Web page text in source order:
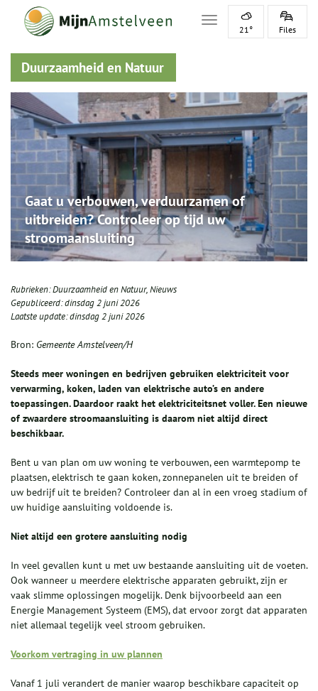
Toggle navigation
21° Files
Duurzaamheid en Natuur
Gaat u verbouwen, verduurzamen of
uitbreiden? Controleer op tijd uw
stroomaansluiting
Rubrieken:Duurzaamheid en Natuur,Nieuws
Gepubliceerd:dinsdag 2 juni 2026
Laatste update:dinsdag 2 juni 2026
Bron: Gemeente Amstelveen/H
Steeds meer woningen en bedrijven gebruiken elektriciteit voor
verwarming, koken, laden van elektrische auto’s en andere
toepassingen. Daardoor raakt het elektriciteitsnet voller. Een nieuwe
of zwaardere stroomaansluiting is daarom niet altijd direct
beschikbaar.
Bent u van plan om uw woning te verbouwen, een warmtepomp te
plaatsen, elektrisch te gaan koken, zonnepanelen uit te breiden of
uw bedrijf uit te breiden? Controleer dan al in een vroeg stadium of
uw huidige aansluiting voldoende is.
Niet altijd een grotere aansluiting nodig
In veel gevallen kunt u met uw bestaande aansluiting uit de voeten.
Ook wanneer u meerdere elektrische apparaten gebruikt, zijn er
vaak slimme oplossingen mogelijk. Denk bijvoorbeeld aan een
Energie Management Systeem (EMS), dat ervoor zorgt dat apparaten
niet allemaal tegelijk veel stroom gebruiken.
Voorkom vertraging in uw plannen
Vanaf 1 juli verandert de manier waarop beschikbare capaciteit op